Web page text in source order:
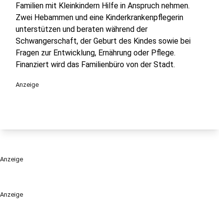
Anzeige
Familien mit Kleinkindern Hilfe in Anspruch nehmen.
Zwei Hebammen und eine Kinderkrankenpflegerin
unterstützen und beraten während der
Schwangerschaft, der Geburt des Kindes sowie bei
Fragen zur Entwicklung, Ernährung oder Pflege.
Finanziert wird das Familienbüro von der Stadt.
Anzeige
Anzeige